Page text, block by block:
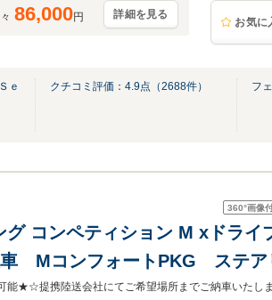
86,000円 詳細を見る
お気に
ｅ
クチコミ評価： 4.9点（2688件） フ
360°画像
グ コンペティション M xドラ
MコンフォートPKG ステア
ガラス ラゲージコンパート